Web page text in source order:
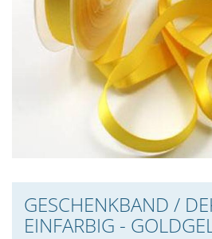
GESCHENKBAND /
EINFARBIG -